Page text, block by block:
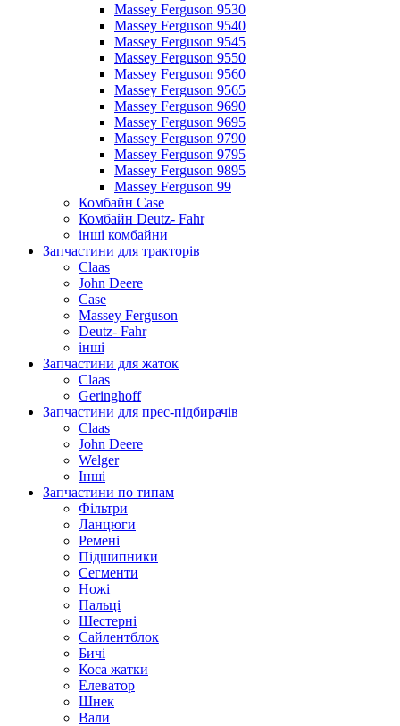
Massey Ferguson 9530
Massey Ferguson 9540
Massey Ferguson 9545
Massey Ferguson 9550
Massey Ferguson 9560
Massey Ferguson 9565
Massey Ferguson 9690
Massey Ferguson 9695
Massey Ferguson 9790
Massey Ferguson 9795
Massey Ferguson 9895
Massey Ferguson 99
Комбайн Case
Комбайн Deutz- Fahr
інші комбайни
Запчастини для тракторів
Claas
John Deere
Case
Massey Ferguson
Deutz- Fahr
інші
Запчастини для жаток
Claas
Geringhoff
Запчастини для прес-підбирачів
Claas
John Deere
Welger
Інші
Запчастини по типам
Фільтри
Ланцюги
Ремені
Підшипники
Сегменти
Ножі
Пальці
Шестерні
Сайлентблок
Бичі
Коса жатки
Елеватор
Шнек
Вали